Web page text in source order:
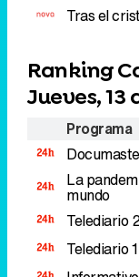
Tras el
Ranking
Jueves, 13
Programa
La
mundo
Telediario 2
Telediario 1